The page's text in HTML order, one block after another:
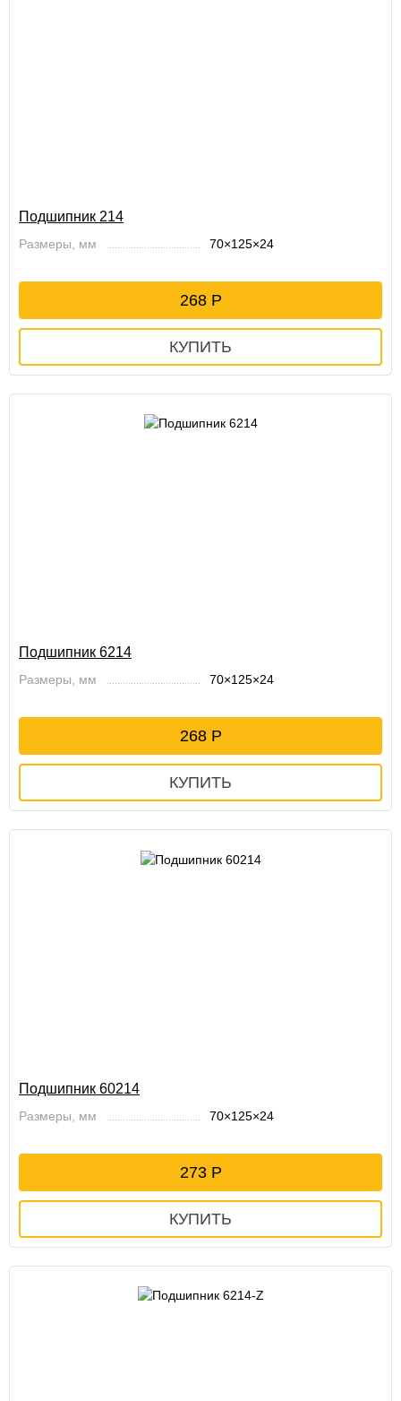
Подшипник 214
Размеры, мм 70×125×24
268
Подшипник 6214
Размеры, мм 70×125×24
268
Подшипник 60214
Размеры, мм 70×125×24
273